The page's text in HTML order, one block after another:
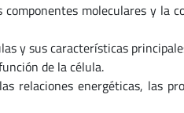
componentes moleculares y la
y sus características
de la célula.
relaciones energéticas, las